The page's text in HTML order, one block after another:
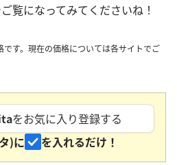
覧になってみてくださいね！
す。現在の価格については各サイトでご
をお気に入り登録する
)に
を入れるだけ！